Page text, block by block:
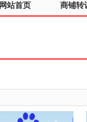
网站首页 商铺转